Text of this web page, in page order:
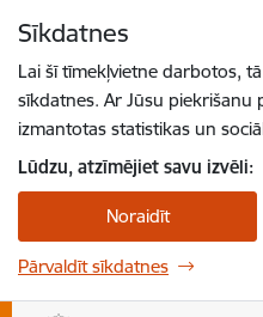
Sīkdatnes
Lai šī tīmekļvietne darbotos,
sīkdatnes. Ar Jūsu piekrišanu
izmantotas statistikas un
Lūdzu, atzīmējiet savu izvēli:
Noraidīt
Pārvaldīt sīkdatnes